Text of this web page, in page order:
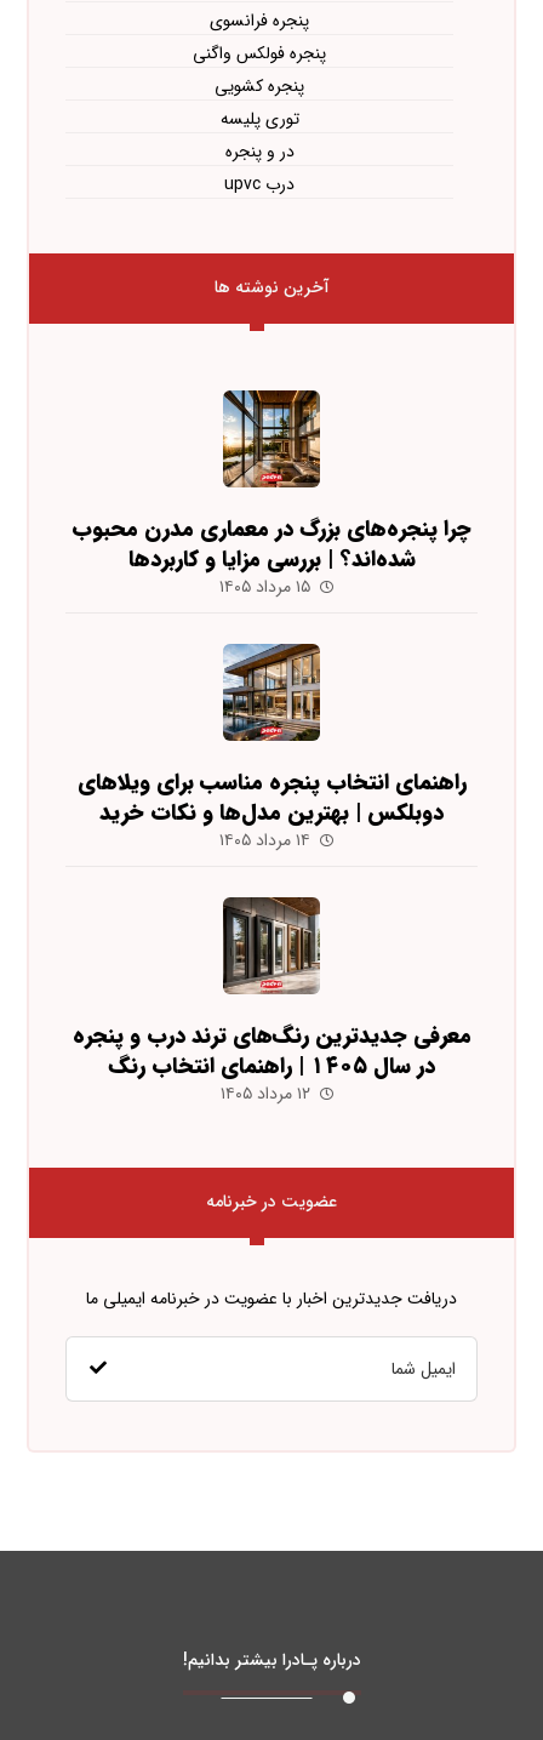
پنجره فرانسوی
پنجره فولکس واگنی
پنجره کشویی
توری پلیسه
در و پنجره
درب upvc
آخرین نوشته ها
چرا پنجره‌های بزرگ در معماری مدرن محبوب
شده‌اند؟ | بررسی مزایا و کاربردها
۱۵ مرداد ۱۴۰۵
راهنمای انتخاب پنجره مناسب برای ویلاهای
دوبلکس | بهترین مدل‌ها و نکات خرید
۱۴ مرداد ۱۴۰۵
معرفی جدیدترین رنگ‌های ترند درب و پنجره
در سال ۱۴۰۵ | راهنمای انتخاب رنگ
۱۲ مرداد ۱۴۰۵
عضویت در خبرنامه
دریافت جدیدترین اخبار با عضویت در خبرنامه ایمیلی ما
درباره پـادرا بیشتر بدانیم!